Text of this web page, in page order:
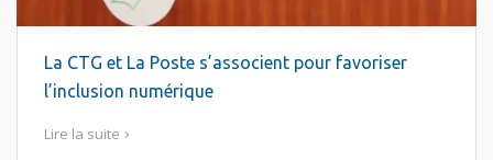
La CTG et La Poste s’associent pour favoriser
l’inclusion numérique
Lire la suite